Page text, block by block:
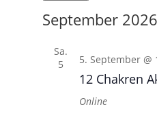
wählen.
September 2026
Sa.
5
12 Chakren
5. September @
Online